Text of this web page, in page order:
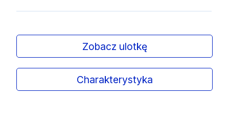
Zobacz ulotkę
Charakterystyka